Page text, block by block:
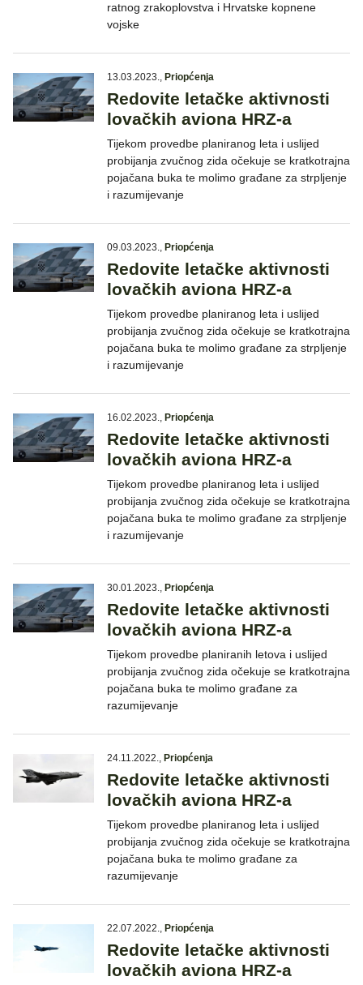
ratnog zrakoplovstva i Hrvatske kopnene
vojske
13.03.2023., Priopćenja
Redovite letačke aktivnosti
lovačkih aviona HRZ-a
Tijekom provedbe planiranog leta i uslijed
probijanja zvučnog zida očekuje se kratkotrajna
pojačana buka te molimo građane za strpljenje
i razumijevanje
09.03.2023., Priopćenja
Redovite letačke aktivnosti
lovačkih aviona HRZ-a
Tijekom provedbe planiranog leta i uslijed
probijanja zvučnog zida očekuje se kratkotrajna
pojačana buka te molimo građane za strpljenje
i razumijevanje
16.02.2023., Priopćenja
Redovite letačke aktivnosti
lovačkih aviona HRZ-a
Tijekom provedbe planiranog leta i uslijed
probijanja zvučnog zida očekuje se kratkotrajna
pojačana buka te molimo građane za strpljenje
i razumijevanje
30.01.2023., Priopćenja
Redovite letačke aktivnosti
lovačkih aviona HRZ-a
Tijekom provedbe planiranih letova i uslijed
probijanja zvučnog zida očekuje se kratkotrajna
pojačana buka te molimo građane za
razumijevanje
24.11.2022., Priopćenja
Redovite letačke aktivnosti
lovačkih aviona HRZ-a
Tijekom provedbe planiranog leta i uslijed
probijanja zvučnog zida očekuje se kratkotrajna
pojačana buka te molimo građane za
razumijevanje
22.07.2022., Priopćenja
Redovite letačke aktivnosti
lovačkih aviona HRZ-a